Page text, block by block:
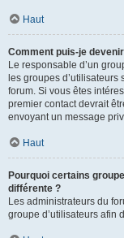
Haut
Comment puis-je
Le responsable d’un
les groupes
forum. Si vous êtes
premier contact devrait
envoyant un message
Haut
Pourquoi certains
différente ?
Les administrateurs du
groupe d’utilisateurs afin